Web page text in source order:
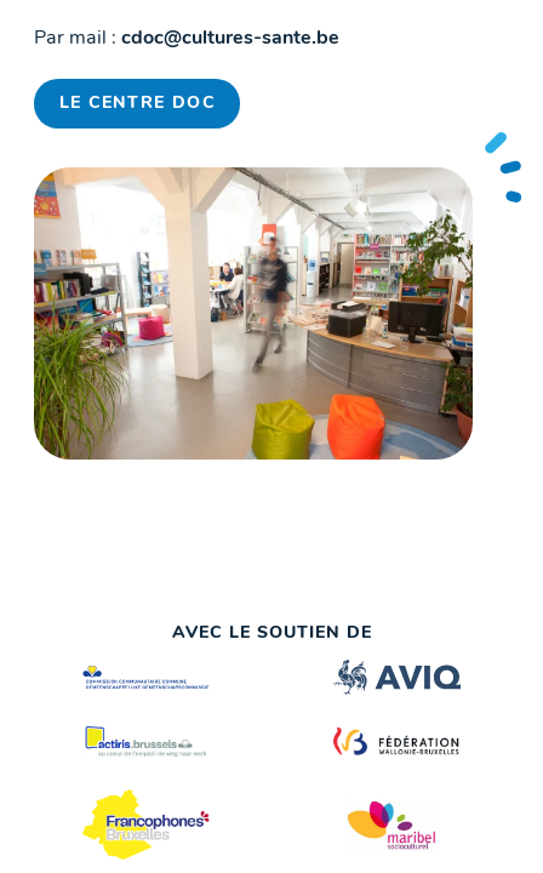
Par mail : cdoc@cultures-sante.be
LE CENTRE DOC
AVEC LE SOUTIEN DE